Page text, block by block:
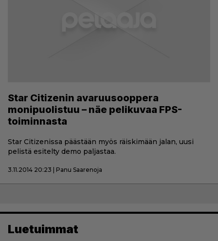
Star Citizenin avaruusooppera
monipuolistuu – näe pelikuvaa FPS-
toiminnasta
Star Citizenissa päästään myös räiskimään jalan, uusi
pelistä esitelty demo paljastaa.
3.11.2014 20:23 | Panu Saarenoja
Luetuimmat